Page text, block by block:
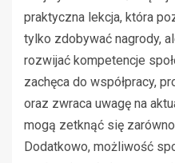
praktyczna lekcja, która
tylko zdobywać nagrody,
rozwijać kompetencje
zachęca do współpracy,
oraz zwraca uwagę na
mogą zetknąć się
Dodatkowo, możliwość